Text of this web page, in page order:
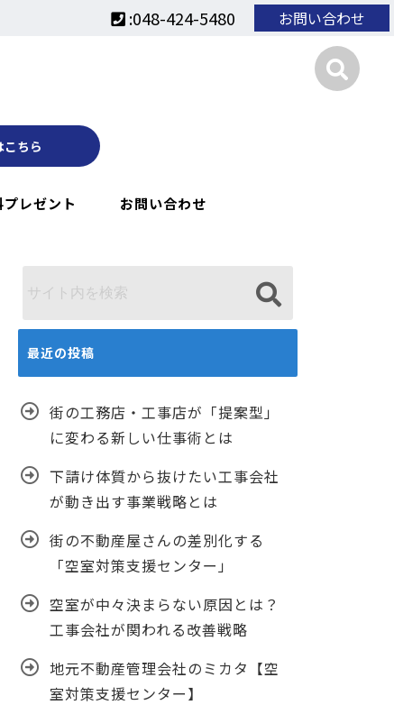
お問い合わせ
:048-424-5480
ちら
プレゼント お問い合わせ
最近の投稿
街の工務店・工事店が「提案型」
に変わる新しい仕事術とは
下請け体質から抜けたい工事会社
が動き出す事業戦略とは
街の不動産屋さんの差別化する
「空室対策支援センター」
空室が中々決まらない原因とは？
工事会社が関われる改善戦略
地元不動産管理会社のミカタ【空
室対策支援センター】